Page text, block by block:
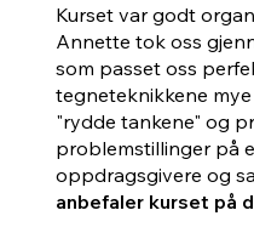
Kurset var godt
Annette tok oss
som passet oss
tegneteknikkene
"rydde tankene" og
problemstillinger på
oppdragsgivere og
anbefaler kurset på